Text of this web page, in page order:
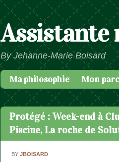
Assistante
By Jehanne-Marie Boisard
Menu
Passer au contenu
Ma philosophie Mon
Protégé : Week-end à
Piscine, La roche de
BYJBOISARD